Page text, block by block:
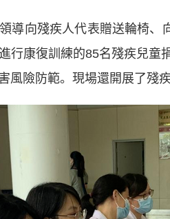
向殘疾人代表贈送輪椅、
行康復訓練的85名殘疾兒童
風險防範。現場還開展了殘